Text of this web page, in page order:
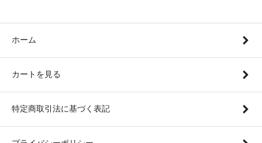
ホーム
カートを見る
特定商取引法に基づく表記